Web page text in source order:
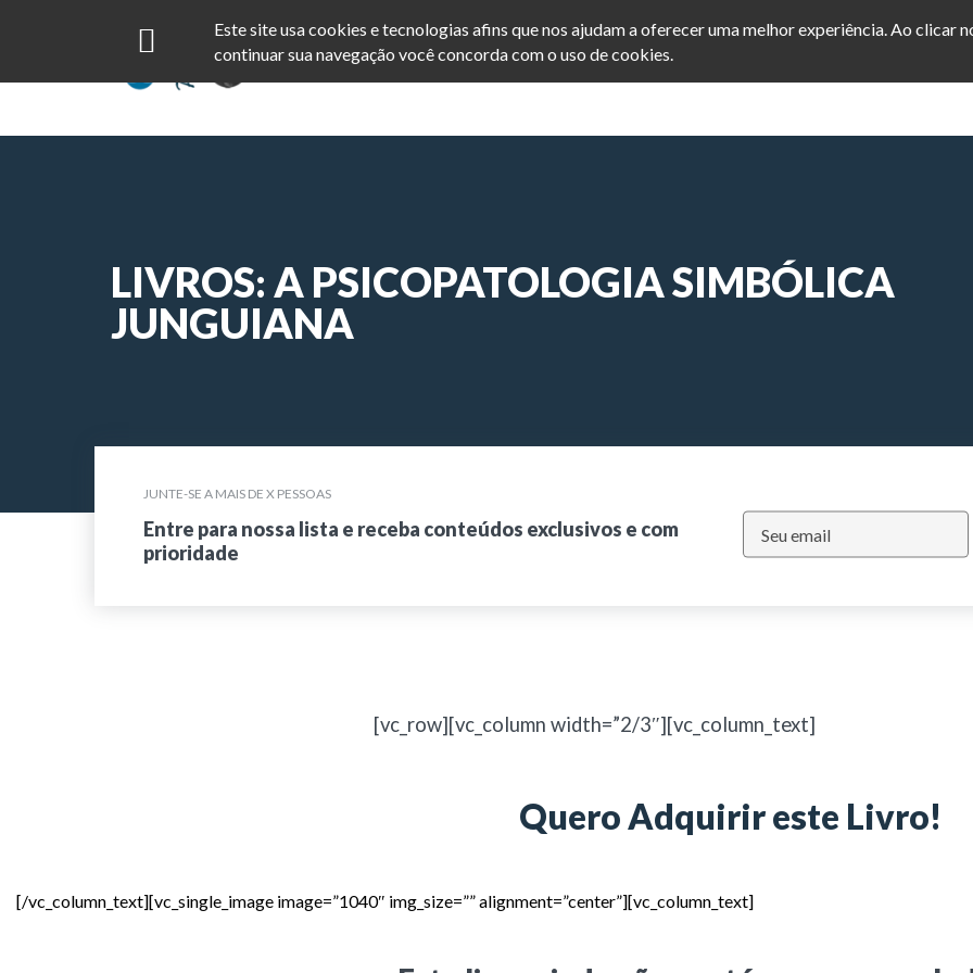
Este site usa cookies e tecnologias afins que nos ajudam a oferecer uma melhor experiência. Ao clicar
continuar sua navegação você concorda com o uso de cookies.
LIVROS: A PSICOPATOLOGIA SIMBÓLICA
JUNGUIANA
JUNTE-SE A MAIS DE X PESSOAS
Entre para nossa lista e receba conteúdos exclusivos e com
prioridade
[vc_row][vc_column width=”2/3″][vc_column_text]
Quero Adquirir este Livro!
[/vc_column_text][vc_single_image image=”1040″ img_size=”” alignment=”center”][vc_column_text]